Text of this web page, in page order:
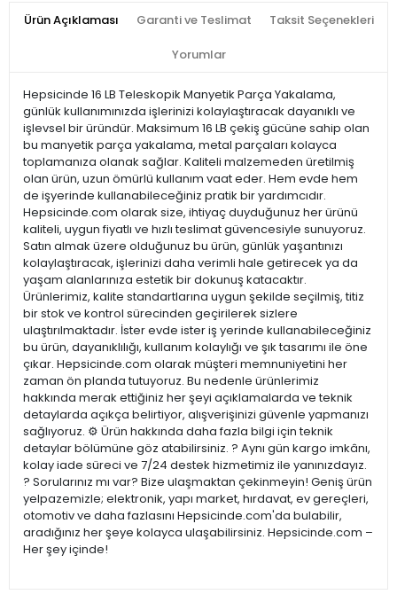
Ürün Açıklaması Garanti ve Teslimat Taksit Seçenekleri
Yorumlar
Hepsicinde 16 LB Teleskopik Manyetik Parça Yakalama,
günlük kullanımınızda işlerinizi kolaylaştıracak dayanıklı ve
işlevsel bir üründür. Maksimum 16 LB çekiş gücüne sahip olan
bu manyetik parça yakalama, metal parçaları kolayca
toplamanıza olanak sağlar. Kaliteli malzemeden üretilmiş
olan ürün, uzun ömürlü kullanım vaat eder. Hem evde hem
de işyerinde kullanabileceğiniz pratik bir yardımcıdır.
Hepsicinde.com olarak size, ihtiyaç duyduğunuz her ürünü
kaliteli, uygun fiyatlı ve hızlı teslimat güvencesiyle sunuyoruz.
Satın almak üzere olduğunuz bu ürün, günlük yaşantınızı
kolaylaştıracak, işlerinizi daha verimli hale getirecek ya da
yaşam alanlarınıza estetik bir dokunuş katacaktır.
Ürünlerimiz, kalite standartlarına uygun şekilde seçilmiş, titiz
bir stok ve kontrol sürecinden geçirilerek sizlere
ulaştırılmaktadır. İster evde ister iş yerinde kullanabileceğiniz
bu ürün, dayanıklılığı, kullanım kolaylığı ve şık tasarımı ile öne
çıkar. Hepsicinde.com olarak müşteri memnuniyetini her
zaman ön planda tutuyoruz. Bu nedenle ürünlerimiz
hakkında merak ettiğiniz her şeyi açıklamalarda ve teknik
detaylarda açıkça belirtiyor, alışverişinizi güvenle yapmanızı
sağlıyoruz. ⚙️ Ürün hakkında daha fazla bilgi için teknik
detaylar bölümüne göz atabilirsiniz. ? Aynı gün kargo imkânı,
kolay iade süreci ve 7/24 destek hizmetimiz ile yanınızdayız.
? Sorularınız mı var? Bize ulaşmaktan çekinmeyin! Geniş ürün
yelpazemizle; elektronik, yapı market, hırdavat, ev gereçleri,
otomotiv ve daha fazlasını Hepsicinde.com'da bulabilir,
aradığınız her şeye kolayca ulaşabilirsiniz. Hepsicinde.com –
Her şey içinde!